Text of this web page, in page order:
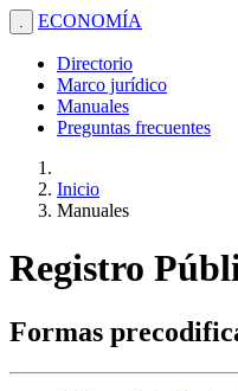
. ECONOMÍA
Directorio
Marco jurídico
Manuales
Preguntas frecuentes
Inicio
Manuales
Registro
Formas